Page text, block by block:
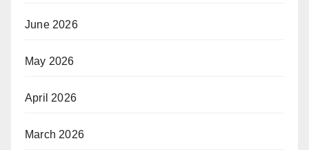
June 2026
May 2026
April 2026
March 2026